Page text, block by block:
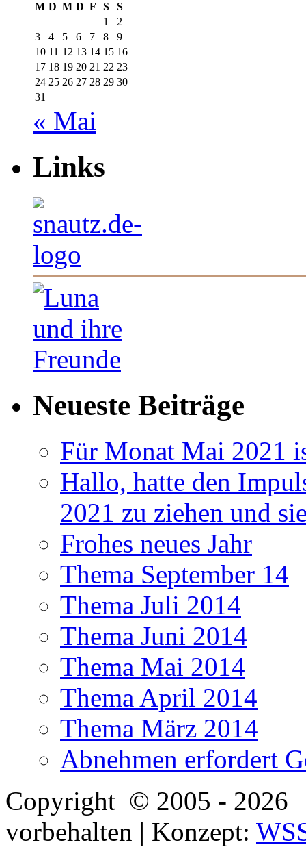
M D M D F S
S
1
2
3
4 5 6 7 8
9
10 11 12 13 14 15 16
17 18 19 20 21 22 23
24 25 26 27 28 29 30
31
« Mai
Links
Neueste Beiträge
Für Monat Mai 2021
Hallo, hatte den
2021 zu ziehen und
Frohes neues Jahr
Thema September 14
Thema Juli 2014
Thema Juni 2014
Thema Mai 2014
Thema April 2014
Thema März 2014
Abnehmen erfordert
Copyright © 2005 - 2026
vorbehalten | Konzept: